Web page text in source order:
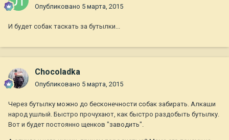
Опубликовано 5 марта, 2015
И будет собак таскать за бутылки...
Chocoladka
Опубликовано 5 марта, 2015
Через бутылку можно до бесконечности собак забирать. Алкаши
народ ушлый. Быстро прочухают, как быстро раздобыть бутылку.
Вот и будет постоянно щенков "заводить".